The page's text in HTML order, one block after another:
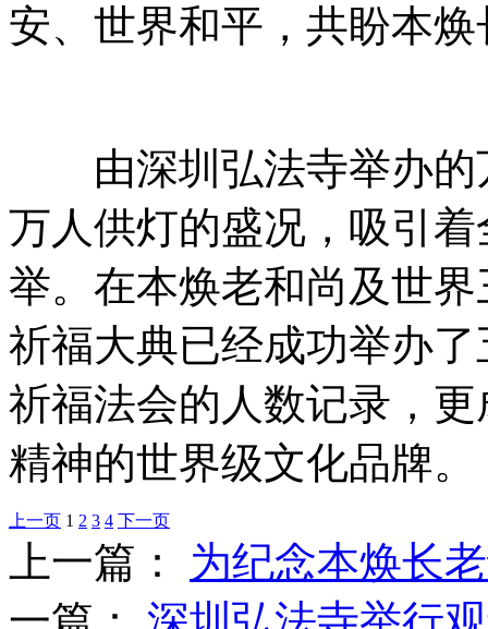
安、世界和平，共盼本
由深圳弘法寺举办的
万人供灯的盛况，吸引
举。在本焕老和尚及世
祈福大典已经成功举办
祈福法会的人数记录，
精神的世界级文化品牌。
上一页 1 2 3 4 下一页
上一篇： 为纪念本焕长